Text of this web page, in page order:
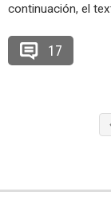
continuación, el
17